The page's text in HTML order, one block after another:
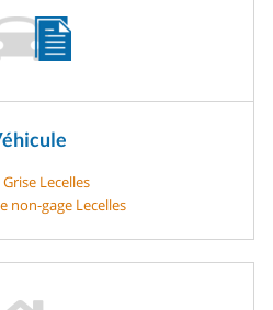
Lecelles
non-gage Lecelles